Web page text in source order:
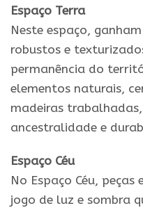
Espaço Terra
Neste espaço,
robustos e
permanência do
elementos naturais,
madeiras
ancestralidade e
Espaço Céu
No Espaço Céu,
jogo de luz e sombra